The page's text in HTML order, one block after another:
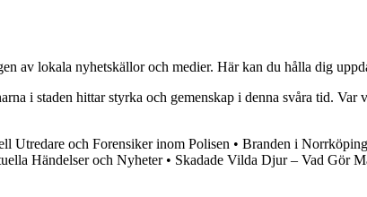
av lokala nyhetskällor och medier. Här kan du hålla dig
i staden hittar styrka och gemenskap i denna svåra tid.
Utredare och Forensiker inom Polisen • Branden i Norrköping
Händelser och Nyheter• Skadade Vilda Djur – Vad Gör